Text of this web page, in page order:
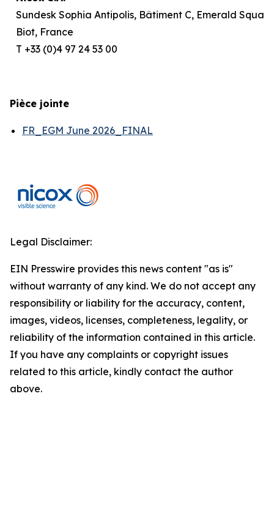
Sundesk Sophia Antipolis, Bâtiment C, Emerald
Biot, France
T +33 (0)4 97 24 53 00
Pièce jointe
FR_EGM June 2026_FINAL
Legal Disclaimer:
EIN Presswire provides this news content "as is"
without warranty of any kind. We do not accept any
responsibility or liability for the accuracy, content,
images, videos, licenses, completeness, legality, or
reliability of the information contained in this article.
If you have any complaints or copyright issues
related to this article, kindly contact the author
above.